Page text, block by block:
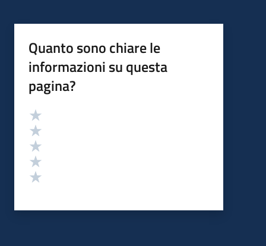
Quanto sono chiare le
informazioni su questa
pagina?
Valutazione